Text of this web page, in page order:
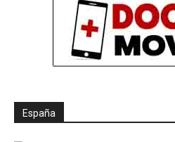
España